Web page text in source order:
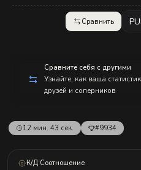
Сравнить
Сравните себя с другими
Узнайте, как ваша
друзей и соперников
12 мин. 43 сек. #9934
К/Д Соотношение
с